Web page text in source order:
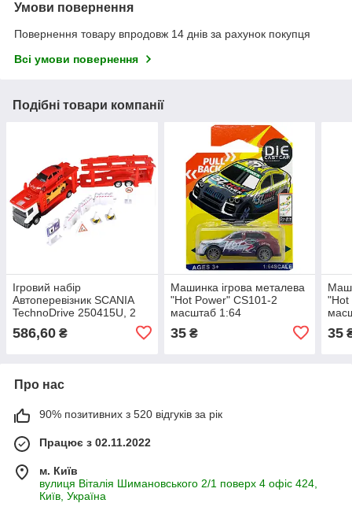
Умови повернення
Повернення товару впродовж 14 днів за рахунок покупця
Всі умови повернення
Подібні товари компанії
Ігровий набір
Автоперевізник SCANIA
TechnoDrive 250415U, 2
586,60 ₴
Машинка ігрова металева
"Hot Power" CS101-2
масштаб 1:64
35₴
"Hot
35
Про нас
90% позитивних з 520 відгуків за рік
Працює з 02.11.2022
м. Київ
вулиця Віталія Шимановського 2/1 поверх 4 офіс 424,
Київ, Україна